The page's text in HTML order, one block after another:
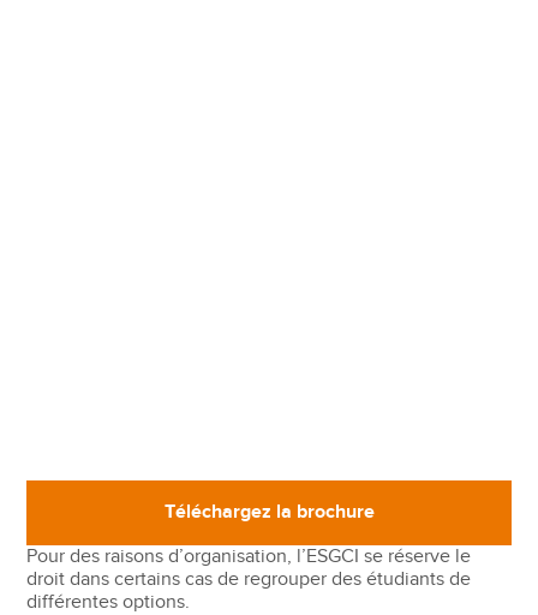
Téléchargez la brochure
Pour des raisons d’organisation, l’ESGCI se réserve le
droit dans certains cas de regrouper des étudiants de
différentes options.